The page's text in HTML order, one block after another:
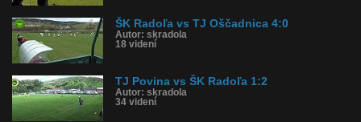
ŠK Radoľa vs TJ Oščadnica 4:0
Autor: skradola
18 videní
TJ Povina vs ŠK Radoľa 1:2
Autor: skradola
34 videní